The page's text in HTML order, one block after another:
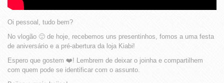
Oi pessoal, tudo bem?
No vlogão 🙂 de hoje, recebemos uns presentinhos, fomos a uma festa
de aniversário e a pré-abertura da loja Kiabi!
Espero que gostem ❤️! Lembrem de deixar o joinha e compartilhem
com quem pode se identificar com o assunto.